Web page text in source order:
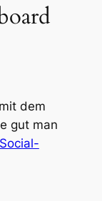
dem
gut man